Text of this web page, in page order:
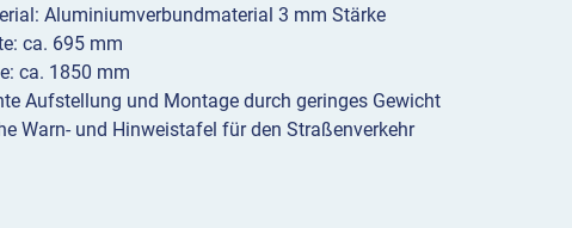
Aluminiumverbundmaterial 3 mm Stärke
ca. 695 mm
ca. 1850 mm
Aufstellung und Montage durch geringes Gewicht
Warn- und Hinweistafel für den Straßenverkehr